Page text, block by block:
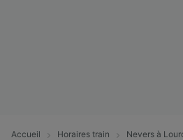
Accueil Horaires train Nevers à